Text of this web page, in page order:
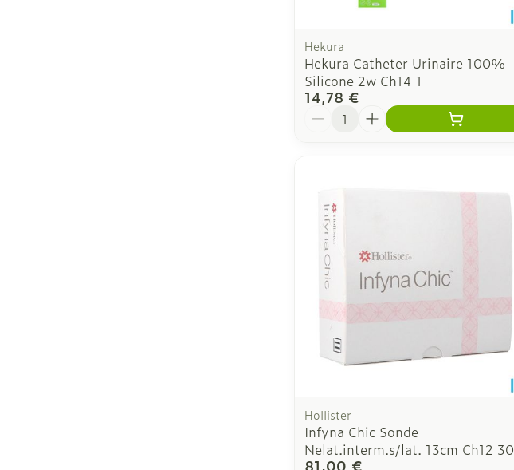
Hekura
Hekura Catheter Urinaire 100%
Silicone 2w Ch14 1
14,78 €
Quantité
Hollister
Infyna Chic Sonde
Nelat.interm.s/lat. 13cm Ch12 30
81,00 €